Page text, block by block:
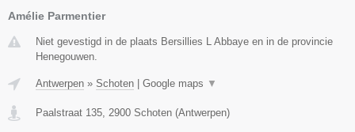
Amélie Parmentier
Niet gevestigd in de plaats Bersillies L Abbaye en in de provincie
Henegouwen.
Antwerpen » Schoten Google maps ▼
Paalstraat 135 2900 Schoten (Antwerpen)